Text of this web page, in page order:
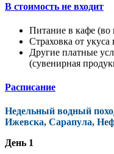
В стоимость не входит
Питание в кафе (во
Страховка от укуса
Другие платные
(сувенирная
Расписание
Недельный водный
Ижевска, Сарапула,
День 1